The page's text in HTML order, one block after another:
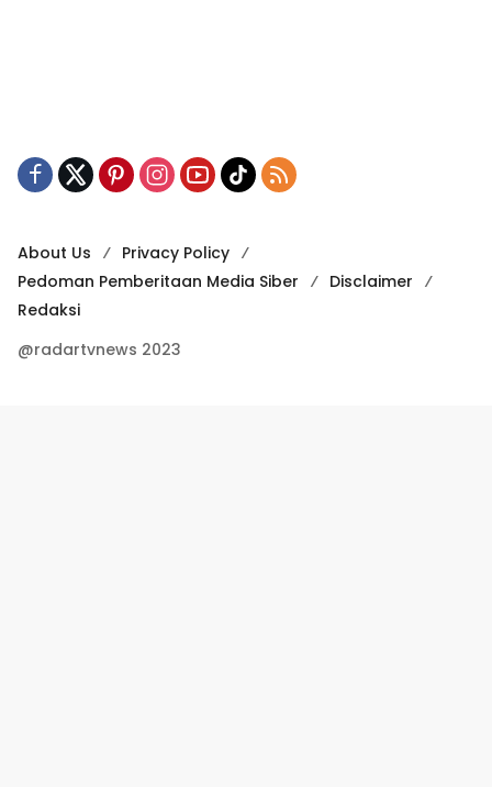
About Us
Privacy Policy
Pedoman Pemberitaan Media Siber
Disclaimer
Redaksi
@radartvnews 2023